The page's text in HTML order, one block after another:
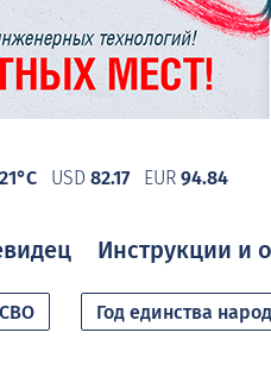
USD 82.17 EUR 94.84
Инструкции и
СВО Год единства